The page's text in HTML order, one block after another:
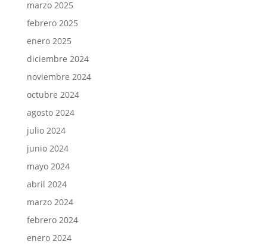
marzo 2025
febrero 2025
enero 2025
diciembre 2024
noviembre 2024
octubre 2024
agosto 2024
julio 2024
junio 2024
mayo 2024
abril 2024
marzo 2024
febrero 2024
enero 2024